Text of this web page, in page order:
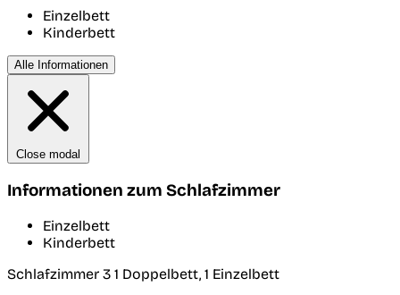
Einzelbett
Kinderbett
Alle Informationen
Close modal
Informationen zum Schlafzimmer
Einzelbett
Kinderbett
Schlafzimmer 3 1 Doppelbett, 1 Einzelbett